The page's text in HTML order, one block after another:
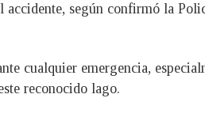
accidente, según confirmó la
cualquier emergencia,
reconocido lago.